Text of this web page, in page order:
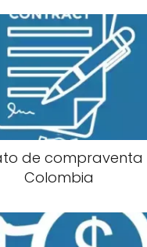
de compraventa
Colombia